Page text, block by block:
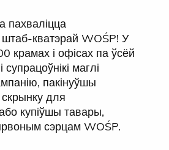
пахваліцца
кватэрай WOŚP! У
крамах і офісах па ўсёй
супрацоўнікі маглі
пакінуўшы
для
купіўшы тавары,
сэрцам WOŚP.